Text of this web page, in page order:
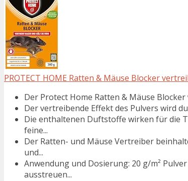
PROTECT HOME Ratten & Mäuse Blocker
Der Protect Home Ratten & Mäuse
Der vertreibende Effekt des Pulvers wird
Die enthaltenen Duftstoffe wirken für die
feine...
Der Ratten- und Mäuse Vertreiber
und...
Anwendung und Dosierung: 20 g/m²
ausstreuen...